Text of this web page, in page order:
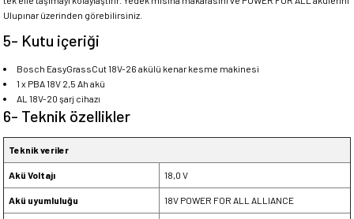
Ulupınar üzerinden görebilirsiniz.
5- Kutu içeriği
Bosch EasyGrassCut 18V-26 akülü kenar kesme makinesi
1 x PBA 18V 2,5 Ah akü
AL 18V-20 şarj cihazı
6- Teknik özellikler
Teknik veriler
Akü Voltajı 18,0 V
Akü uyumluluğu 18V POWER FOR ALL ALLIANCE